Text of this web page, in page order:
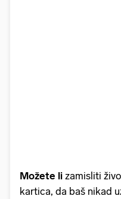
Možete li zamisliti
kartica, da baš nikad